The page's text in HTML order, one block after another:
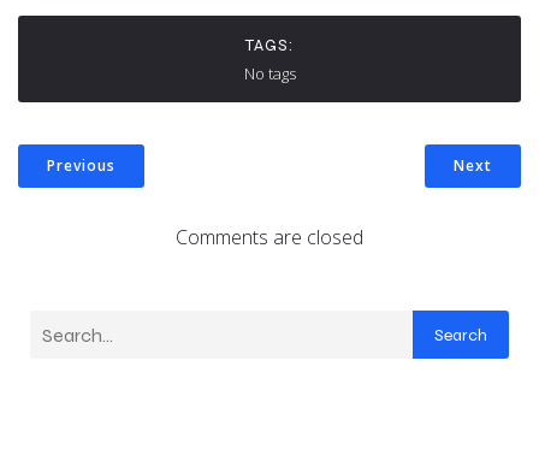
TAGS:
No tags
Previous Next
Comments are closed
Search